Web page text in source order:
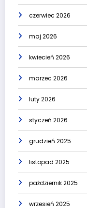
czerwiec 2026
maj 2026
kwiecień 2026
marzec 2026
luty 2026
styczeń 2026
grudzień 2025
listopad 2025
październik 2025
wrzesień 2025